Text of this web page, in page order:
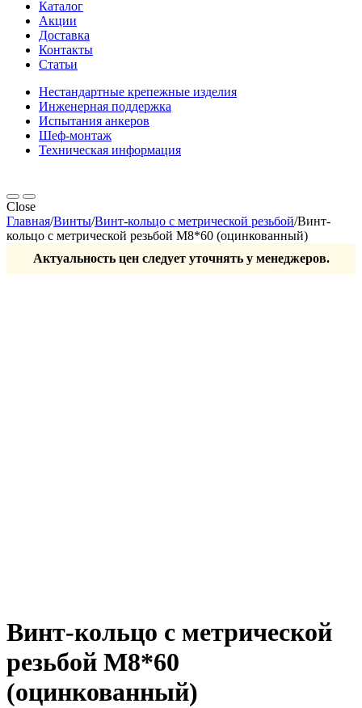
Каталог
Акции
Доставка
Контакты
Статьи
Нестандартные крепежные изделия
Инженерная поддержка
Испытания анкеров
Шеф-монтаж
Техническая информация
Close
Главная/Винты/Винт-кольцо с метрической резьбой/Винт-
кольцо с метрической резьбой М8*60 (оцинкованный)
Актуальность цен следует уточнять у менеджеров.
Винт-кольцо с метрической
резьбой М8*60
(оцинкованный)